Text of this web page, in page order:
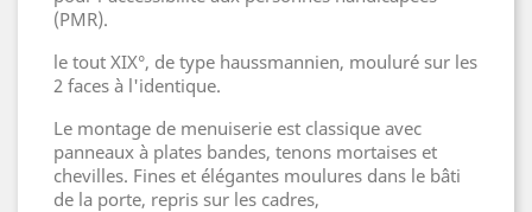
(PMR).
le tout XIX°, de type haussmannien, mouluré sur les
2 faces à l'identique.
Le montage de menuiserie est classique avec
panneaux à plates bandes, tenons mortaises et
chevilles. Fines et élégantes moulures dans le bâti
de la porte, repris sur les cadres,